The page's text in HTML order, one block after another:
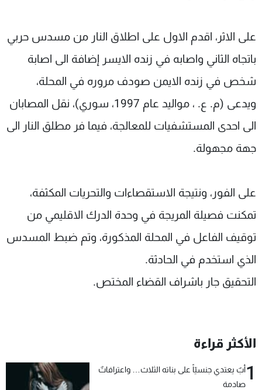
على الاثر، اقدم الاول على اطلاق النار من مسدس حربي
باتجاه الثاني واصابه في زنده الايسر إضافة الى اصابة
شخص في زنده الايمن صودف مروره في المحلة،
ويدعى (م. ع. ، مواليد عام 1997، سوري)، نقل المصابان
الى احدى المستشفيات للمعالجة، فيما فر مطلق النار الى
جهة مجهولة.
على الفور، ونتيجة الاستقصاءات والتحريات المكثفة،
تمكنت فصيلة المريجة في وحدة الدرك الاقليمي من
توقيف الفاعل في المحلة المذكورة، وتم ضبط المسدس
الذي استخدم في الحادثة.
التحقيق جار باشراف القضاء المختص.
الأكثر قراءة
1أبٌ يعتدي جنسيّاً على بناته الثلاث… واعترافاتٌ
صادمة